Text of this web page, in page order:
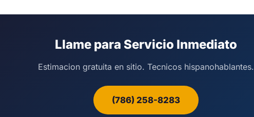
Llame para Servicio Inmediato
Estimacion gratuita en sitio. Tecnicos hispanohablantes.
(786) 258-8283